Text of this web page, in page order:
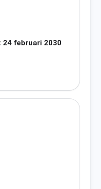
februari 2030